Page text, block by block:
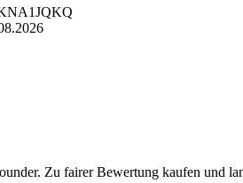
A1JQKQ
Zu fairer Bewertung kaufen und